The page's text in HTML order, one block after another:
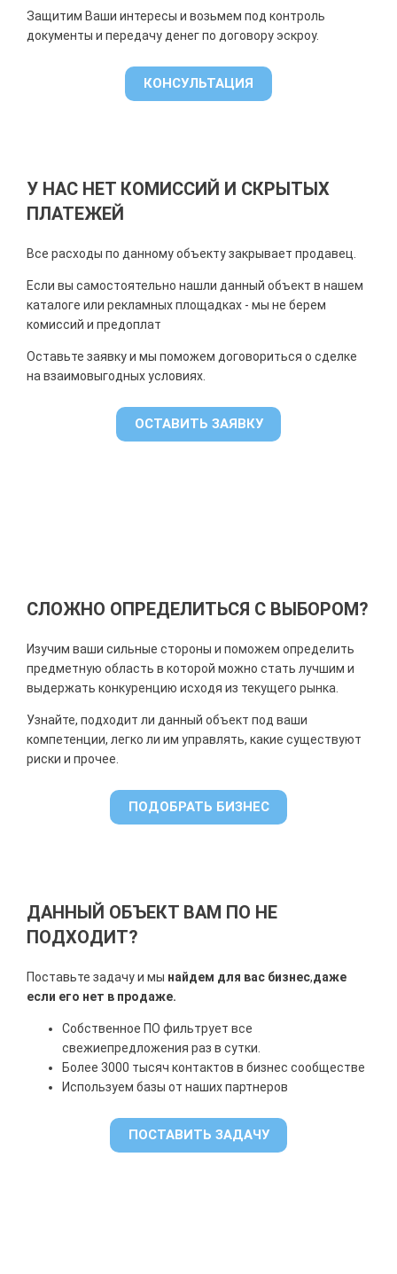
Защитим Ваши интересы и возьмем под контроль
документы и передачу денег по договору эскроу.
КОНСУЛЬТАЦИЯ
У НАС НЕТ КОМИССИЙ И СКРЫТЫХ
ПЛАТЕЖЕЙ
Все расходы по данному объекту закрывает продавец.
Если вы самостоятельно нашли данный объект в нашем
каталоге или рекламных площадках - мы не берем
комиссий и предоплат
Оставьте заявку и мы поможем договориться о сделке
на взаимовыгодных условиях.
ОСТАВИТЬ ЗАЯВКУ
СЛОЖНО ОПРЕДЕЛИТЬСЯ С ВЫБОРОМ?
Изучим ваши сильные стороны и поможем определить
предметную область в которой можно стать лучшим и
выдержать конкуренцию исходя из текущего рынка.
Узнайте, подходит ли данный объект под ваши
компетенции, легко ли им управлять, какие существуют
риски и прочее.
ПОДОБРАТЬ БИЗНЕС
ДАННЫЙ ОБЪЕКТ ВАМ ПО НЕ
ПОДХОДИТ?
Поставьте задачу и мы найдем для вас бизнес,даже
если его нет в продаже.
Собственное ПО фильтрует все
свежиепредложения раз в сутки.
Более 3000 тысяч контактов в бизнес сообществе
Используем базы от наших партнеров
ПОСТАВИТЬ ЗАДАЧУ